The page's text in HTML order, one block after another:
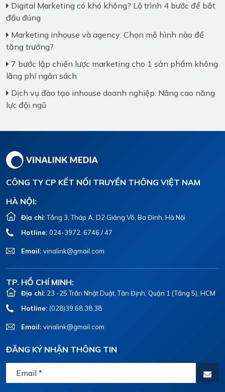
Digital Marketing có khó không? Lộ trình 4 bước để bắt
đầu đúng
Marketing inhouse và agency: Chọn mô hình nào để
tăng trưởng?
7 bước lập chiến lược marketing cho 1 sản phẩm không
lãng phí ngân sách
Dịch vụ đào tạo inhouse doanh nghiệp: Nâng cao năng
lực đội ngũ
CÔNG TY CP KẾT NỐI TRUYỀN THÔNG VIỆT NAM
HÀ NỘI:
Địa chỉ:Tầng 3, Tháp A, D2 Giảng Võ, Ba Đình, Hà Nội
Hotline: 024-3972. 6746 / 47
Email: vinalink@gmail.com
TP. HỒ CHÍ MINH:
Địa chỉ: 23 -25 Trần Nhật Duật, Tân Định, Quận 1 (Tầng 5), HCM
Hotline: (028)39.68.38.38
Email: vinalink@gmail.com
ĐĂNG KÝ NHẬN THÔNG TIN